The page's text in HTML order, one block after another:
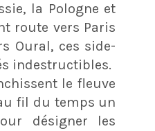
la Pologne et
route vers Paris
Oural, ces side-
indestructibles.
le fleuve
fil du temps un
désigner les